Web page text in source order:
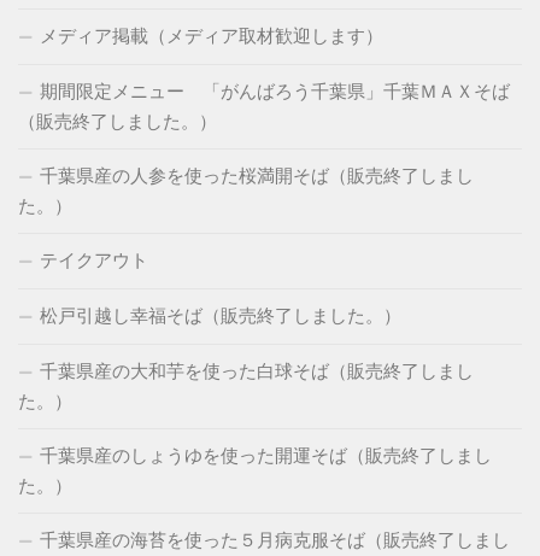
メディア掲載（メディア取材歓迎します）
期間限定メニュー 「がんばろう千葉県」千葉ＭＡＸそば
（販売終了しました。）
千葉県産の人参を使った桜満開そば（販売終了しまし
た。）
テイクアウト
松戸引越し幸福そば（販売終了しました。）
千葉県産の大和芋を使った白球そば（販売終了しまし
た。）
千葉県産のしょうゆを使った開運そば（販売終了しまし
た。）
千葉県産の海苔を使った５月病克服そば（販売終了しまし